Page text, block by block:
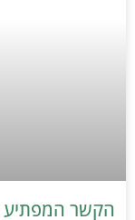
הקשר המפתיע